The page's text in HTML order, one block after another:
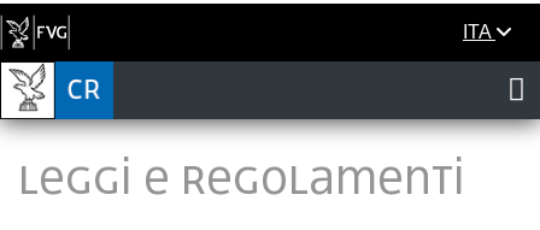
ITA
LEGGI E REGOLAMENTI